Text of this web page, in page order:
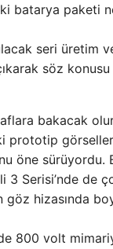
batarya paketi
seri üretim
söz konusu
bakacak
prototip
öne sürüyordu.
3 Serisi’nde de
hizasında
800 volt